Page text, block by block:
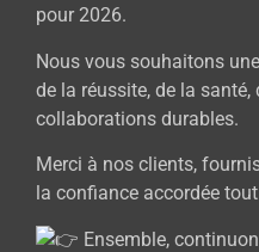
pour 2026.
Nous vous souhaitons
de la réussite, de la
collaborations durables.
Merci à nos clients,
la confiance accordée
Ensemble,